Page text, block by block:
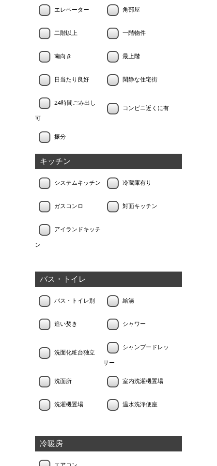
エレベーター 角部屋
二階以上 一階物件
南向き 最上階
日当たり良好 閑静な住宅街
24時間ごみ出し
可
コンビニ近くに有
振分
キッチン
システムキッチン 冷蔵庫有り
ガスコンロ 対面キッチン
アイランドキッチ
ン
バス・トイレ
バス・トイレ別 給湯
追い焚き シャワー
洗面化粧台独立
シャンプードレッ
サー
洗面所 室内洗濯機置場
洗濯機置場 温水洗浄便座
冷暖房